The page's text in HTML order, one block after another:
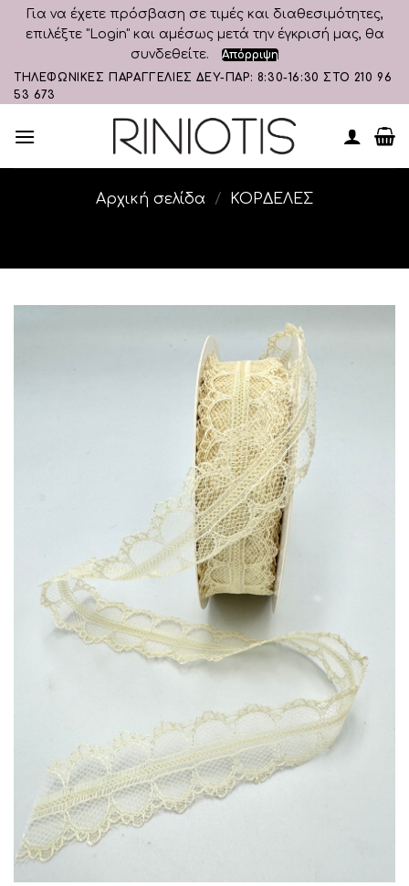
Για να έχετε πρόσβαση σε τιμές και διαθεσιμότητες,
επιλέξτε "Login" και αμέσως μετά την έγκρισή μας, θα
συνδεθείτε.
Απόρριψη
Skip
to
ΤΗΛΕΦΩΝΙΚΕΣ ΠΑΡΑΓΓΕΛΙΕΣ ΔΕΥ-ΠΑΡ: 8:30-16:30 ΣΤΟ 210 96
53 673
Αρχική σελίδα / ΚΟΡΔΕΛΕΣ